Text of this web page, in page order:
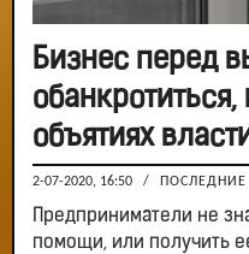
Бизнес перед
объятиях
2-07-2020, 16:50 /
Предприниматели не
помощи, или получить